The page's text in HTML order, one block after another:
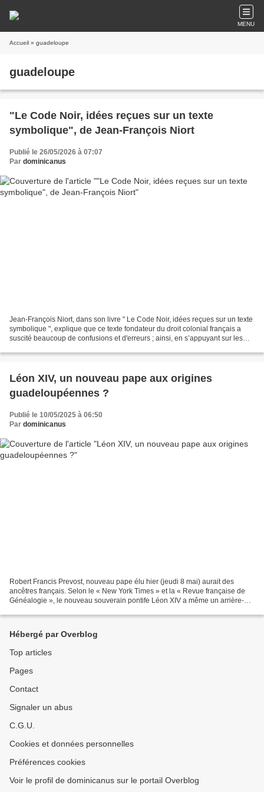
MENU
Accueil » guadeloupe
guadeloupe
"Le Code Noir, idées reçues sur un texte
symbolique", de Jean-François Niort
Publié le 26/05/2026 à 07:07
Par dominicanus
Jean-François Niort, dans son livre " Le Code Noir, idées reçues sur un texte
symbolique ", explique que ce texte fondateur du droit colonial français a
suscité beaucoup de confusions et d'erreurs ; ainsi, en s’appuyant sur les
Léon XIV, un nouveau pape aux origines
guadeloupéennes ?
Publié le 10/05/2025 à 06:50
Par dominicanus
Robert Francis Prevost, nouveau pape élu hier (jeudi 8 mai) aurait des
ancêtres français. Selon le « New York Times » et la « Revue française de
Généalogie », le nouveau souverain pontife Léon XIV a même un arrière-
Hébergé par Overblog
Top articles
Pages
Contact
Signaler un abus
C.G.U.
Cookies et données personnelles
Préférences cookies
Voir le profil de dominicanus sur le portail Overblog